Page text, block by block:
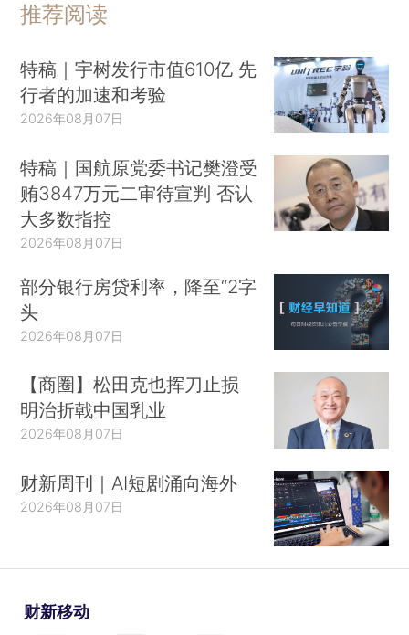
推荐阅读
特稿｜宇树发行市值610亿 先
行者的加速和考验
2026年08月07日
特稿｜国航原党委书记樊澄受
贿3847万元二审待宣判 否认
大多数指控
2026年08月07日
部分银行房贷利率，降至“2字
头
2026年08月07日
【商圈】松田克也挥刀止损
明治折戟中国乳业
2026年08月07日
财新周刊｜AI短剧涌向海外
2026年08月07日
财新移动